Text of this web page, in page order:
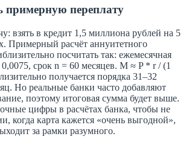
примерную переплату
взять в кредит 1,5 миллиона рублей на 5
Примерный расчёт аннуитетного
посчитать так: ежемесячная
0,0075, срок n = 60 месяцев. М ≈ P * r / (1
получается порядка 31–32
Но реальные банки часто добавляют
поэтому итоговая сумма будет выше.
цифры в расчётах банка, чтобы не
когда карта кажется «очень выгодной»,
за рамки разумного.